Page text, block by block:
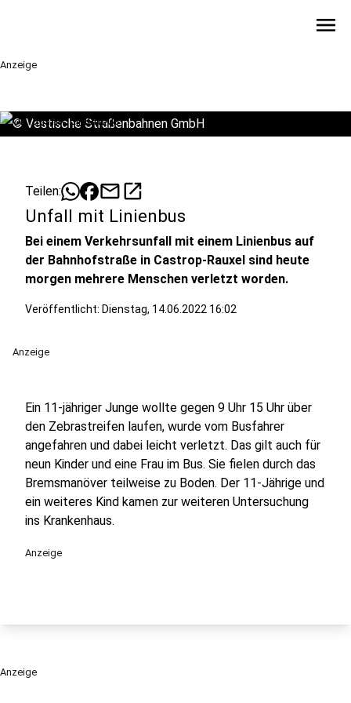
menu
Anzeige
© Vestische Straßenbahnen GmbH
Teilen: mailopen_in_new
Unfall mit Linienbus
Bei einem Verkehrsunfall mit einem Linienbus auf
der Bahnhofstraße in Castrop-Rauxel sind heute
morgen mehrere Menschen verletzt worden.
Veröffentlicht: Dienstag, 14.06.2022 16:02
Anzeige
Ein 11-jähriger Junge wollte gegen 9 Uhr 15 Uhr über
den Zebrastreifen laufen, wurde vom Busfahrer
angefahren und dabei leicht verletzt. Das gilt auch für
neun Kinder und eine Frau im Bus. Sie fielen durch das
Bremsmanöver teilweise zu Boden. Der 11-Jährige und
ein weiteres Kind kamen zur weiteren Untersuchung
ins Krankenhaus.
Anzeige
Anzeige